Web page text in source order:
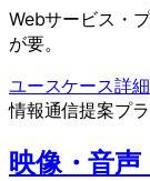
Webサービス・
が要。
ユースケース詳
情報通信提案プ
映像・音